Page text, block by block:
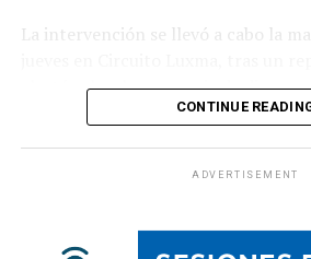
La intervención se llevó a cabo la
alertó sobre la presencia de
realizando competencias ilegales de
CONTINUE
ADVERTISEMENT